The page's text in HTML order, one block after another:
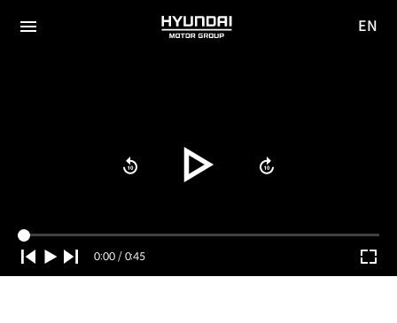
HYUNDAI
EN
Current
Time
0:00 / Duration
0:45